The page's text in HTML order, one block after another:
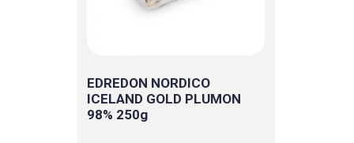
EDREDON NORDICO
ICELAND GOLD PLUMON
98% 250g